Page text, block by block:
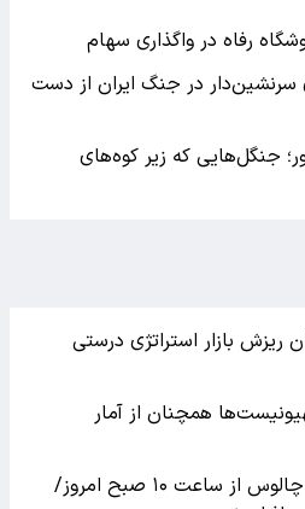
رفاه در واگذاری سهام
7 هواپیمای سرنشین‌دار در جنگ ایران از دست
جنگل‌هایی که زیر کوه‌های
ریزش بازار استراتژی درستی
همچنان از آمار
اعمال محدودیت تردد در چالوس از ساعت ۱۰ صبح امروز/